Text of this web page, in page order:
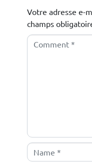
Votre adresse e-
champs
C
N
a